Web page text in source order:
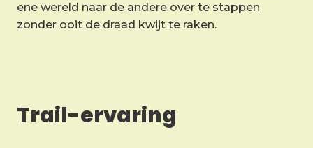
ene wereld naar de andere over te stappen
zonder ooit de draad kwijt te raken.
Trail-ervaring